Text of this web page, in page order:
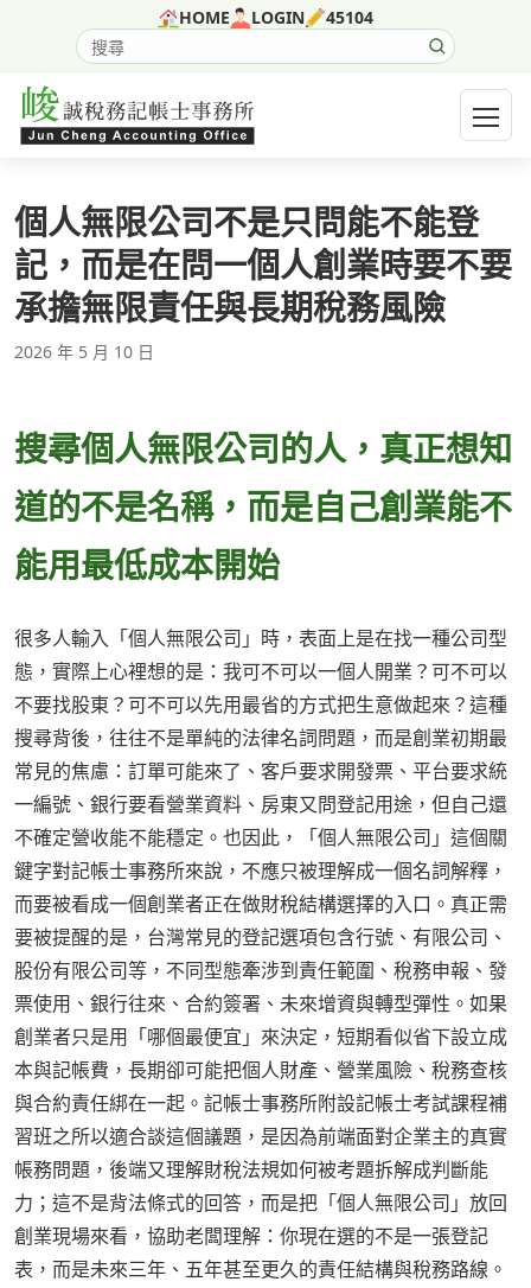
HOME LOGIN 45104
搜尋網站內容
開啟
個人無限公司不是只問能不能登
記，而是在問一個人創業時要不要
承擔無限責任與長期稅務風險
2026 年 5 月 10 日
搜尋個人無限公司的人，真正想知
道的不是名稱，而是自己創業能不
能用最低成本開始
很多人輸入「個人無限公司」時，表面上是在找一種公司型
態，實際上心裡想的是：我可不可以一個人開業？可不可以
不要找股東？可不可以先用最省的方式把生意做起來？這種
搜尋背後，往往不是單純的法律名詞問題，而是創業初期最
常見的焦慮：訂單可能來了、客戶要求開發票、平台要求統
一編號、銀行要看營業資料、房東又問登記用途，但自己還
不確定營收能不能穩定。也因此，「個人無限公司」這個關
鍵字對記帳士事務所來說，不應只被理解成一個名詞解釋，
而要被看成一個創業者正在做財稅結構選擇的入口。真正需
要被提醒的是，台灣常見的登記選項包含行號、有限公司、
股份有限公司等，不同型態牽涉到責任範圍、稅務申報、發
票使用、銀行往來、合約簽署、未來增資與轉型彈性。如果
創業者只是用「哪個最便宜」來決定，短期看似省下設立成
本與記帳費，長期卻可能把個人財產、營業風險、稅務查核
與合約責任綁在一起。記帳士事務所附設記帳士考試課程補
習班之所以適合談這個議題，是因為前端面對企業主的真實
帳務問題，後端又理解財稅法規如何被考題拆解成判斷能
力；這不是背法條式的回答，而是把「個人無限公司」放回
創業現場來看，協助老闆理解：你現在選的不是一張登記
表，而是未來三年、五年甚至更久的責任結構與稅務路線。